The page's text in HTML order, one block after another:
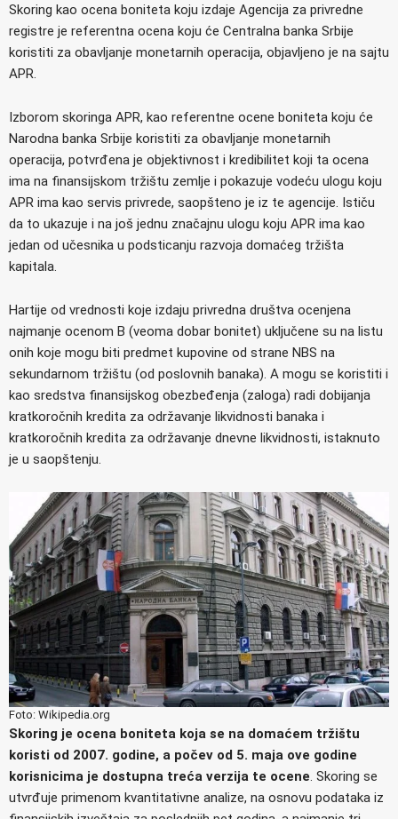
Skoring kao ocena boniteta koju izdaje Agencija za privredne
registre je referentna ocena koju će Centralna banka Srbije
koristiti za obavljanje monetarnih operacija, objavljeno je na sajtu
APR.
Izborom skoringa APR, kao referentne ocene boniteta koju će
Narodna banka Srbije koristiti za obavljanje monetarnih
operacija, potvrđena je objektivnost i kredibilitet koji ta ocena
ima na finansijskom tržištu zemlje i pokazuje vodeću ulogu koju
APR ima kao servis privrede, saopšteno je iz te agencije. Ističu
da to ukazuje i na još jednu značajnu ulogu koju APR ima kao
jedan od učesnika u podsticanju razvoja domaćeg tržišta
kapitala.
Hartije od vrednosti koje izdaju privredna društva ocenjena
najmanje ocenom B (veoma dobar bonitet) uključene su na listu
onih koje mogu biti predmet kupovine od strane NBS na
sekundarnom tržištu (od poslovnih banaka). A mogu se koristiti i
kao sredstva finansijskog obezbeđenja (zaloga) radi dobijanja
kratkoročnih kredita za održavanje likvidnosti banaka i
kratkoročnih kredita za održavanje dnevne likvidnosti, istaknuto
je u saopštenju.
Foto: Wikipedia.org
Skoring je ocena boniteta koja se na domaćem tržištu
koristi od 2007. godine, a počev od 5. maja ove godine
korisnicima je dostupna treća verzija te ocene. Skoring se
utvrđuje primenom kvantitativne analize, na osnovu podataka iz